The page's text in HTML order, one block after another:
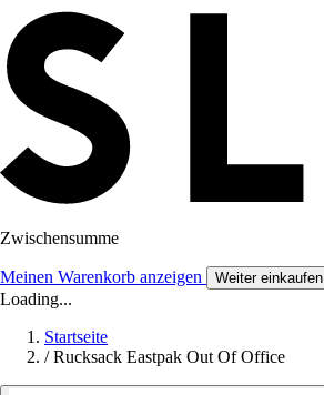
Zwischensumme
Meinen Warenkorb anzeigen Weiter einkaufen
Loading...
Startseite
/ Rucksack Eastpak Out Of Office